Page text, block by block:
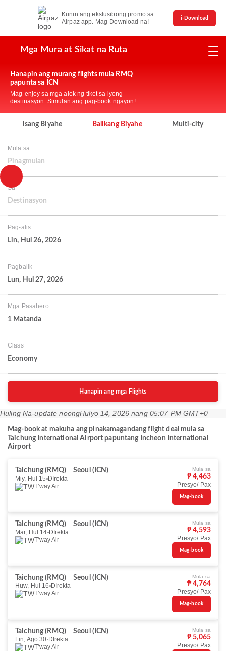
Kunin ang ekslusibong promo sa
Airpaz app. Mag-Download na!
i-Download
Mga Mura at Sikat na Ruta
Hanapin ang murang flights mula RMQ
papunta sa ICN
Mag-enjoy sa mga alok ng tiket sa iyong
destinasyon. Simulan ang pag-book ngayon!
Isang Biyahe Balikang Biyahe Multi-city
Mula sa
Pinagmulan
Sa
Destinasyon
Pag-alis
Lin, Hul 26, 2026
Pagbalik
Lun, Hul 27, 2026
Mga Pasahero
1 Matanda
Class
Economy
Hanapin ang mga Flights
Huling Na-update noongHulyo 14, 2026 nang 05:07 PM GMT+0
Mag-book at makuha ang pinakamagandang flight deal mula sa
Taichung International Airport papuntang Incheon International
Airport
Taichung (RMQ)
Seoul (ICN)
Miy, Hul 15 DIrekta
T'way Air
Mula sa
₱ 4,463
Presyo/ Pax
Mag-book
Taichung (RMQ)
Seoul (ICN)
Mar, Hul 14 DIrekta
T'way Air
Mula sa
₱ 4,593
Presyo/ Pax
Mag-book
Taichung (RMQ)
Seoul (ICN)
Huw, Hul 16 DIrekta
T'way Air
Mula sa
₱ 4,764
Presyo/ Pax
Mag-book
Taichung (RMQ)
Seoul (ICN)
Lin, Ago 30 DIrekta
T'way Air
Mula sa
₱ 5,065
Presyo/ Pax